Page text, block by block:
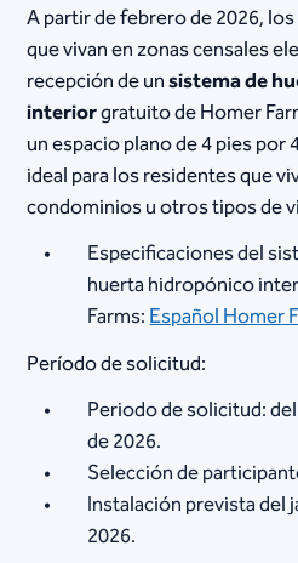
A partir de febrero de 2026,
que vivan en zonas censales
recepción de unsistema de
interiorgratuito de Homer
un espacio plano de 4 pies por
ideal para los residentes que
condominios u otros tipos de
Especificaciones del
huerta hidropónico
Farms:Español Homer
​​​Período de solicitud:​​
Periodo de solicitud:
de 2026.
Selección de
Instalación prevista del
2026.